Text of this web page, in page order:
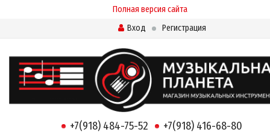
Полная версия сайта
Вход
Регистрация
+7(918) 484-75-52 +7(918) 416-68-80